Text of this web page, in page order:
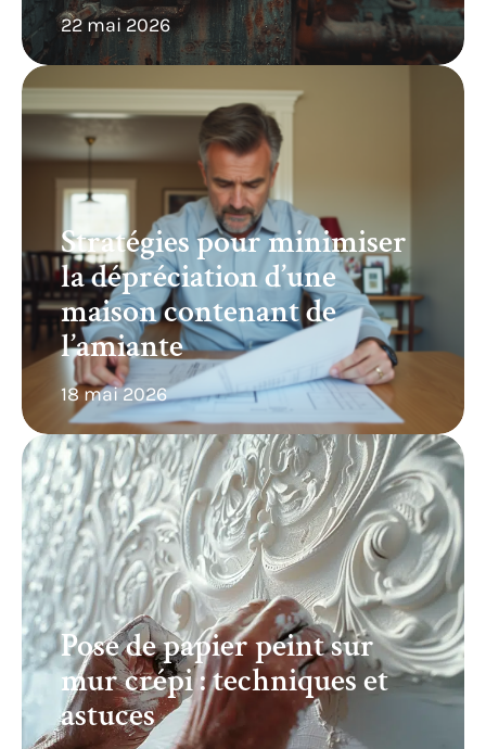
22 mai 2026
Stratégies pour minimiser
la dépréciation d’une
maison contenant de
l’amiante
18 mai 2026
Pose de papier peint sur
mur crépi : techniques et
astuces